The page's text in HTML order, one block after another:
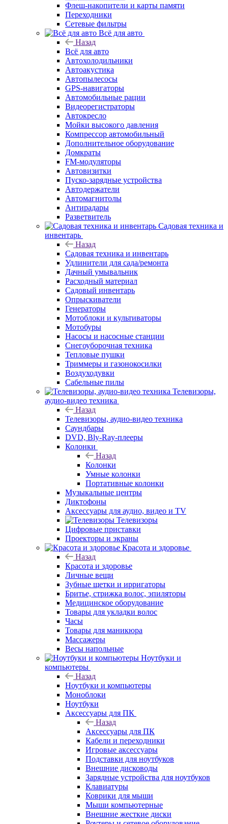
Флеш-накопители и карты памяти
Переходники
Сетевые фильтры
Всё для авто
Назад
Всё для авто
Автохолодильники
Автоакустика
Автопылесосы
GPS-навигаторы
Автомобильные рации
Видеорегистраторы
Автокресло
Мойки высокого давления
Компрессор автомобильный
Дополнительное оборудование
Домкраты
FM-модуляторы
Автовизитки
Пуско-зарядные устройства
Автодержатели
Автомагнитолы
Антирадары
Разветвитель
Садовая техника и
инвентарь
Назад
Садовая техника и инвентарь
Удлинители для сада/ремонта
Дачный умывальник
Расходный материал
Садовый инвентарь
Опрыскиватели
Генераторы
Мотоблоки и культиваторы
Мотобуры
Насосы и насосные станции
Снегоуборочная техника
Тепловые пушки
Триммеры и газонокосилки
Воздуходувки
Сабельные пилы
Телевизоры,
аудио-видео техника
Назад
Телевизоры, аудио-видео техника
Саундбары
DVD, Bly-Ray-плееры
Колонки
Назад
Колонки
Умные колонки
Портативные колонки
Музыкальные центры
Диктофоны
Аксессуары для аудио, видео и TV
Телевизоры
Цифровые приставки
Проекторы и экраны
Красота и здоровье
Назад
Красота и здоровье
Личные вещи
Зубные щетки и ирригаторы
Бритье, стрижка волос, эпиляторы
Медицинское оборудование
Товары для укладки волос
Часы
Товары для маникюра
Массажеры
Весы напольные
Ноутбуки и
компьютеры
Назад
Ноутбуки и компьютеры
Моноблоки
Ноутбуки
Аксессуары для ПК
Назад
Аксессуары для ПК
Кабели и переходники
Игровые аксессуары
Подставки для ноутбуков
Внешние дисководы
Зарядные устройства для ноутбуков
Клавиатуры
Коврики для мыши
Мыши компьютерные
Внешние жесткие диски